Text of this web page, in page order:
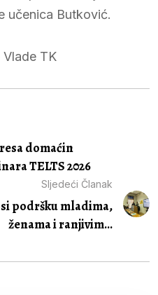
učenica Butković.
Vlade TK
domaćin
TELTS 2026
Sljedeći Članak
podršku mladima,
ženama i ranjivim...